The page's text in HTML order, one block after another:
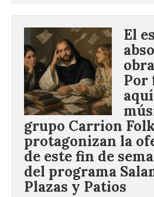
El
Por
grupo Carrion
protagonizan la
de este fin de
del programa
Plazas y Patios